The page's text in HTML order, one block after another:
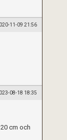
11-09 21:56
08-18 18:35
cm och